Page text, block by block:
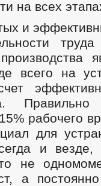
на всех
и
всего на
рабочего
для
и
не
а